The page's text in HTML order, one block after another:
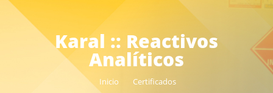
Karal :: Reactivos
Analíticos
Inicio Certificados